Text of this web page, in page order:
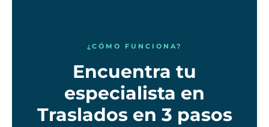
¿CÓMO FUNCIONA?
Encuentra tu
especialista en
Traslados en 3 pasos